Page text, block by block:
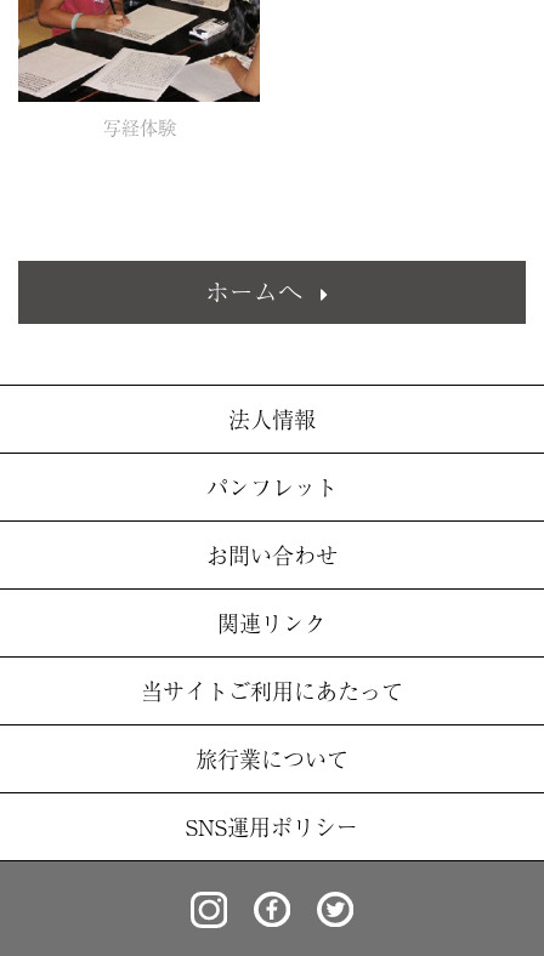
写経体験
ホームへ
法人情報
パンフレット
お問い合わせ
関連リンク
当サイトご利用にあたって
旅行業について
SNS運用ポリシー